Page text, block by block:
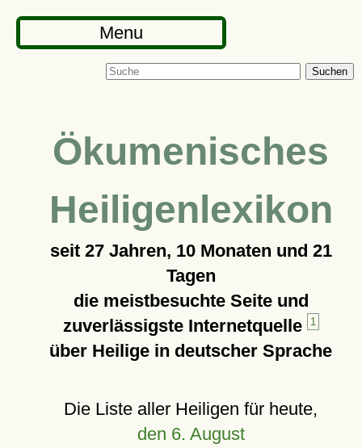
Menu
Suchen
Ökumenisches
Heiligenlexikon
seit 27 Jahren, 10 Monaten und 21
Tagen
die meistbesuchte Seite und
zuverlässigste Internetquelle
1
über Heilige in deutscher Sprache
Die Liste aller Heiligen für heute,
den 6. August